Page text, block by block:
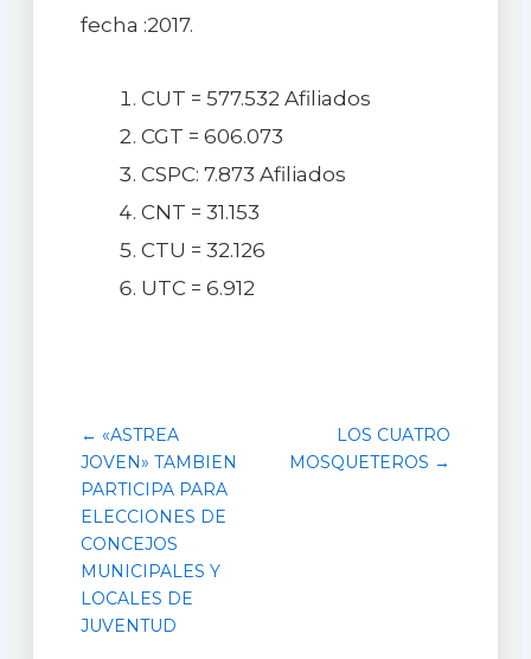
fecha :2017.
CUT = 577.532 Afiliados
CGT = 606.073
CSPC: 7.873 Afiliados
CNT = 31.153
CTU = 32.126
UTC = 6.912
← «ASTREA
JOVEN» TAMBIEN
PARTICIPA PARA
ELECCIONES DE
CONCEJOS
MUNICIPALES Y
LOCALES DE
JUVENTUD
LOS CUATRO
MOSQUETEROS →